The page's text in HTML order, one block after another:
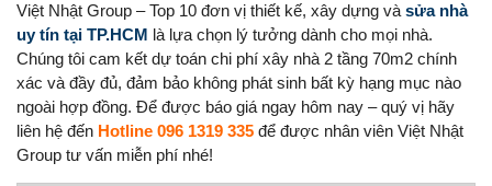
Việt Nhật Group – Top 10 đơn vị thiết kế, xây dựng và sửa nhà
uy tín tại TP.HCM là lựa chọn lý tưởng dành cho mọi nhà.
Chúng tôi cam kết dự toán chi phí xây nhà 2 tầng 70m2 chính
xác và đầy đủ, đảm bảo không phát sinh bất kỳ hạng mục nào
ngoài hợp đồng. Để được báo giá ngay hôm nay – quý vị hãy
liên hệ đến Hotline 096 1319 335 để được nhân viên Việt Nhật
Group tư vấn miễn phí nhé!